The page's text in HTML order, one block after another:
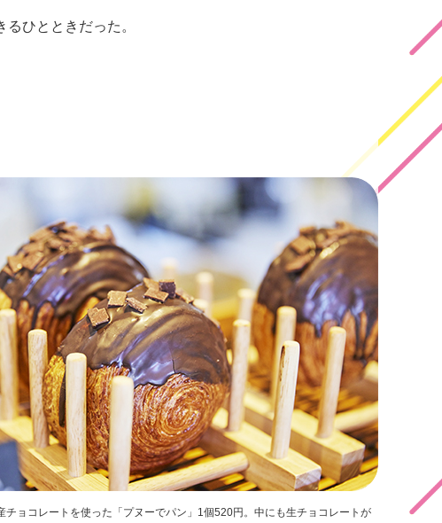
ひとときだった。
チョコレートを使った「プヌーでパン」1個520円。中にも生チョコレートが